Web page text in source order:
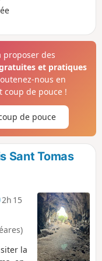
proposer des
et pratiques
nous en
de pouce !
de pouce
Sant Tomas
2h 15
la